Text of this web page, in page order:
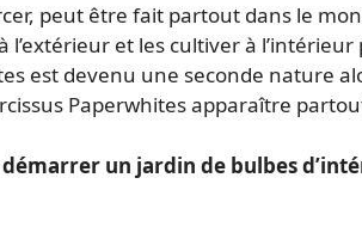
peut être fait partout dans le
l’extérieur et les cultiver à
est devenu une seconde nature
Paperwhites apparaître
un jardin de bulbes